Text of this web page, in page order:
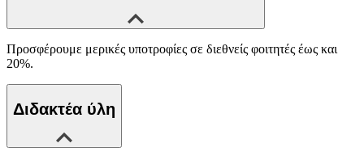
Προσφέρουμε μερικές υποτροφίες σε διεθνείς φοιτητές έως και
20%.
Διδακτέα ύλη